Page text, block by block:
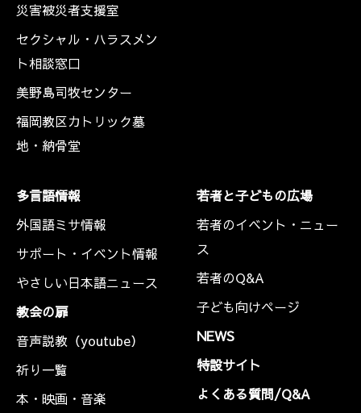
災害被災者支援室
セクシャル・ハラスメン
ト相談窓口
美野島司牧センター
福岡教区カトリック墓
地・納骨堂
多言語情報
外国語ミサ情報
サポート・イベント情報
やさしい日本語ニュース
教会の扉
音声説教（youtube）
祈り一覧
本・映画・音楽
若者と子どもの広場
若者のイベント・ニュー
ス
若者のQ&A
子ども向けページ
NEWS
特設サイト
よくある質問/Q&A